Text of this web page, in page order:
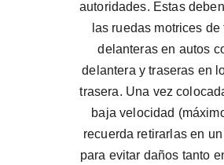
autoridades. Estas
las ruedas motrices
delanteras en autos
delantera y traseras en
trasera. Una vez
baja velocidad
recuerda retirarlas en
para evitar daños tanto